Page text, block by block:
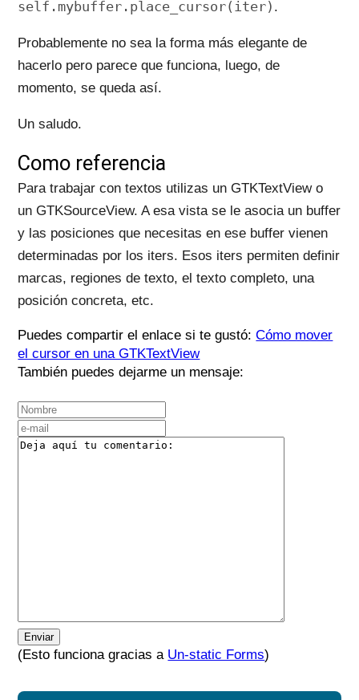
self.mybuffer.place_cursor(iter) .
Probablemente no sea la forma más elegante de
hacerlo pero parece que funciona, luego, de
momento, se queda así.
Un saludo.
Como referencia
Para trabajar con textos utilizas un GTKTextView o
un GTKSourceView. A esa vista se le asocia un buffer
y las posiciones que necesitas en ese buffer vienen
determinadas por los iters. Esos iters permiten definir
marcas, regiones de texto, el texto completo, una
posición concreta, etc.
Puedes compartir el enlace si te gustó:Cómo mover
el cursor en una GTKTextView
También puedes dejarme un mensaje:
Enviar
(Esto funciona gracias a Un-static Forms)